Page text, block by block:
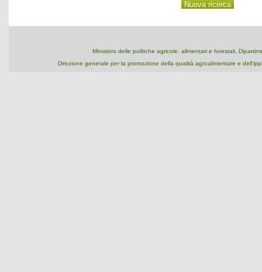
Ministero delle politiche agricole, alimentari e forestali,
Direzione generale per la promozione della qualità agroalimentare e